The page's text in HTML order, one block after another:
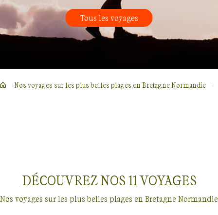
Tous les voyages
Nos voyages sur les plus belles plages en Bretagne Normandie
DÉCOUVREZ NOS 11VOYAGES
Nos voyages sur les plus belles plages en Bretagne Normandie